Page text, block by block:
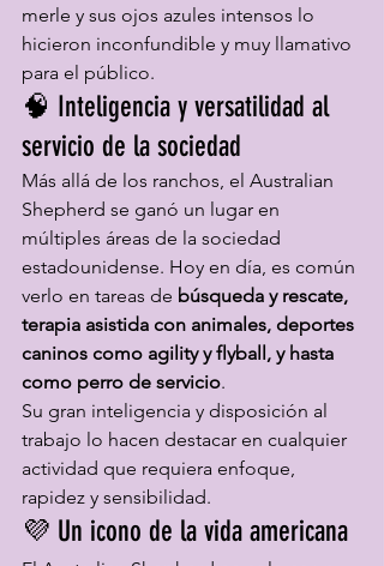
merle y sus ojos azules intensos lo
hicieron inconfundible y muy llamativo
para el público.
🧠 Inteligencia y versatilidad al
servicio de la sociedad
Más allá de los ranchos, el Australian
Shepherd se ganó un lugar en
múltiples áreas de la sociedad
estadounidense. Hoy en día, es común
verlo en tareas de búsqueda y rescate,
terapia asistida con animales, deportes
caninos como agility y flyball, y hasta
como perro de servicio.
Su gran inteligencia y disposición al
trabajo lo hacen destacar en cualquier
actividad que requiera enfoque,
rapidez y sensibilidad.
💜 Un icono de la vida americana